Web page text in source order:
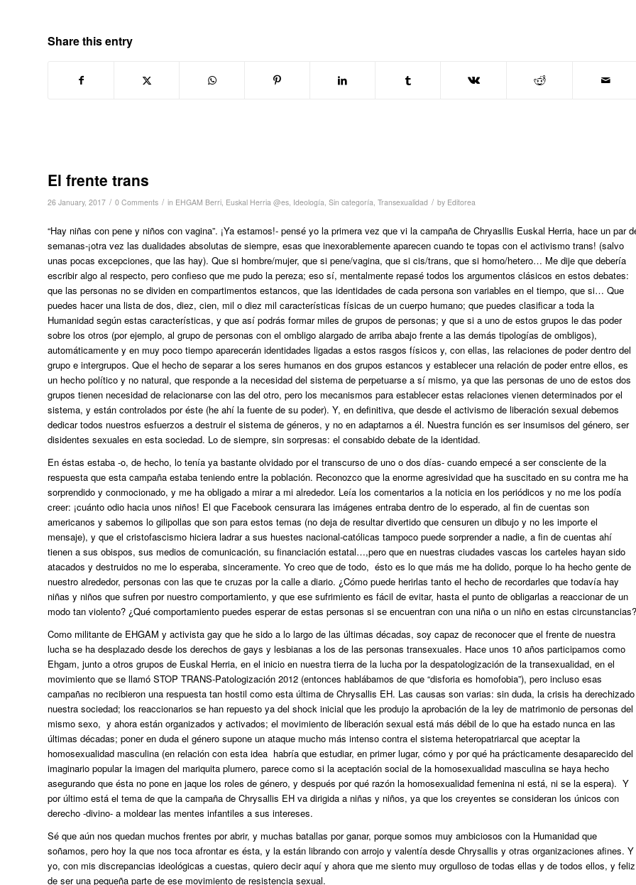
Share this entry
El frente trans
26 January, 2017 / 0 Comments / in EHGAM Berri Euskal Herria @es Ideología Sin categoría Transexualidad / by Editorea
“Hay niñas con pene y niños con vagina”. ¡Ya estamos!- pensé yo la primera vez que vi la campaña de Chryasllis Euskal Herria, hace un par
semanas-¡otra vez las dualidades absolutas de siempre, esas que inexorablemente aparecen cuando te topas con el activismo trans! (salvo
unas pocas excepciones, que las hay). Que si hombre/mujer, que si pene/vagina, que si cis/trans, que si homo/hetero… Me dije que debería
escribir algo al respecto, pero confieso que me pudo la pereza; eso sí, mentalmente repasé todos los argumentos clásicos en estos debates:
que las personas no se dividen en compartimentos estancos, que las identidades de cada persona son variables en el tiempo, que si… Que
puedes hacer una lista de dos, diez, cien, mil o diez mil características físicas de un cuerpo humano; que puedes clasificar a toda la
Humanidad según estas características, y que así podrás formar miles de grupos de personas; y que si a uno de estos grupos le das poder
sobre los otros (por ejemplo, al grupo de personas con el ombligo alargado de arriba abajo frente a las demás tipologías de ombligos),
automáticamente y en muy poco tiempo aparecerán identidades ligadas a estos rasgos físicos y, con ellas, las relaciones de poder dentro del
grupo e intergrupos. Que el hecho de separar a los seres humanos en dos grupos estancos y establecer una relación de poder entre ellos, es
un hecho político y no natural, que responde a la necesidad del sistema de perpetuarse a sí mismo, ya que las personas de uno de estos dos
grupos tienen necesidad de relacionarse con las del otro, pero los mecanismos para establecer estas relaciones vienen determinados por el
sistema, y están controlados por éste (he ahí la fuente de su poder). Y, en definitiva, que desde el activismo de liberación sexual debemos
dedicar todos nuestros esfuerzos a destruir el sistema de géneros, y no en adaptarnos a él. Nuestra función es ser insumisos del género, ser
disidentes sexuales en esta sociedad. Lo de siempre, sin sorpresas: el consabido debate de la identidad.
En éstas estaba -o, de hecho, lo tenía ya bastante olvidado por el transcurso de uno o dos días- cuando empecé a ser consciente de la
respuesta que esta campaña estaba teniendo entre la población. Reconozco que la enorme agresividad que ha suscitado en su contra me ha
sorprendido y conmocionado, y me ha obligado a mirar a mi alrededor. Leía los comentarios a la noticia en los periódicos y no me los podía
creer: ¡cuánto odio hacia unos niños! El que Facebook censurara las imágenes entraba dentro de lo esperado, al fin de cuentas son
americanos y sabemos lo gilipollas que son para estos temas (no deja de resultar divertido que censuren un dibujo y no les importe el
mensaje), y que el cristofascismo hiciera ladrar a sus huestes nacional-católicas tampoco puede sorprender a nadie, a fin de cuentas ahí
tienen a sus obispos, sus medios de comunicación, su financiación estatal…,pero que en nuestras ciudades vascas los carteles hayan sido
atacados y destruidos no me lo esperaba, sinceramente. Yo creo que de todo, ésto es lo que más me ha dolido, porque lo ha hecho gente de
nuestro alrededor, personas con las que te cruzas por la calle a diario. ¿Cómo puede herirlas tanto el hecho de recordarles que todavía hay
niñas y niños que sufren por nuestro comportamiento, y que ese sufrimiento es fácil de evitar, hasta el punto de obligarlas a reaccionar de un
modo tan violento? ¿Qué comportamiento puedes esperar de estas personas si se encuentran con una niña o un niño en estas circunstancias?
Como militante de EHGAM y activista gay que he sido a lo largo de las últimas décadas, soy capaz de reconocer que el frente de nuestra
lucha se ha desplazado desde los derechos de gays y lesbianas a los de las personas transexuales. Hace unos 10 años participamos como
Ehgam, junto a otros grupos de Euskal Herria, en el inicio en nuestra tierra de la lucha por la despatologización de la transexualidad, en el
movimiento que se llamó STOP TRANS-Patologización 2012 (entonces hablábamos de que “disforia es homofobia”), pero incluso esas
campañas no recibieron una respuesta tan hostil como esta última de Chrysallis EH. Las causas son varias: sin duda, la crisis ha derechizado
nuestra sociedad; los reaccionarios se han repuesto ya del shock inicial que les produjo la aprobación de la ley de matrimonio de personas del
mismo sexo, y ahora están organizados y activados; el movimiento de liberación sexual está más débil de lo que ha estado nunca en las
últimas décadas; poner en duda el género supone un ataque mucho más intenso contra el sistema heteropatriarcal que aceptar la
homosexualidad masculina (en relación con esta idea habría que estudiar, en primer lugar, cómo y por qué ha prácticamente desaparecido del
imaginario popular la imagen del mariquita plumero, parece como si la aceptación social de la homosexualidad masculina se haya hecho
asegurando que ésta no pone en jaque los roles de género, y después por qué razón la homosexualidad femenina ni está, ni se la espera). Y
por último está el tema de que la campaña de Chrysallis EH va dirigida a niñas y niños, ya que los creyentes se consideran los únicos con
derecho -divino- a moldear las mentes infantiles a sus intereses.
Sé que aún nos quedan muchos frentes por abrir, y muchas batallas por ganar, porque somos muy ambiciosos con la Humanidad que
soñamos, pero hoy la que nos toca afrontar es ésta, y la están librando con arrojo y valentía desde Chrysallis y otras organizaciones afines. Y
yo, con mis discrepancias ideológicas a cuestas, quiero decir aquí y ahora que me siento muy orgulloso de todas ellas y de todos ellos, y feliz
de ser una pequeña parte de ese movimiento de resistencia sexual.